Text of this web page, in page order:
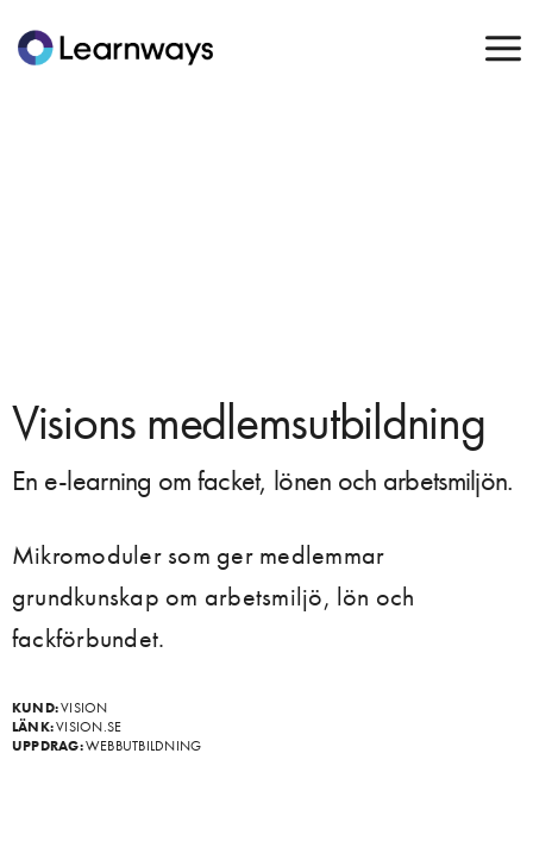
Visions medlemsutbildning
En e-learning om facket, lönen och arbetsmiljön.
Mikromoduler som ger medlemmar
grundkunskap om arbetsmiljö, lön och
fackförbundet.
KUND:VISION
LÄNK:VISION.SE
UPPDRAG:WEBBUTBILDNING